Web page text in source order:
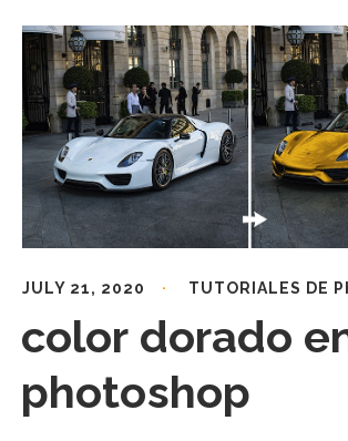
JULY 21, 2020 TUTORIALES DE
color dorado
photoshop